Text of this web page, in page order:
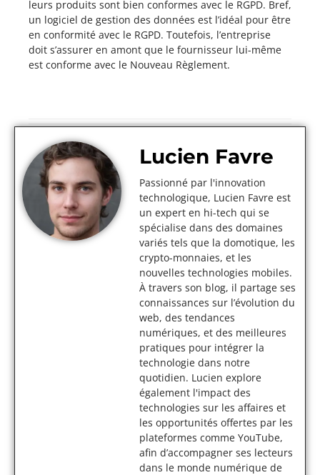
leurs produits sont bien conformes avec le RGPD. Bref,
un logiciel de gestion des données est l’idéal pour être
en conformité avec le RGPD. Toutefois, l’entreprise
doit s’assurer en amont que le fournisseur lui-même
est conforme avec le Nouveau Règlement.
Lucien Favre
Passionné par l'innovation
technologique, Lucien Favre est
un expert en hi-tech qui se
spécialise dans des domaines
variés tels que la domotique, les
crypto-monnaies, et les
nouvelles technologies mobiles.
À travers son blog, il partage ses
connaissances sur l’évolution du
web, des tendances
numériques, et des meilleures
pratiques pour intégrer la
technologie dans notre
quotidien. Lucien explore
également l'impact des
technologies sur les affaires et
les opportunités offertes par les
plateformes comme YouTube,
afin d’accompagner ses lecteurs
dans le monde numérique de